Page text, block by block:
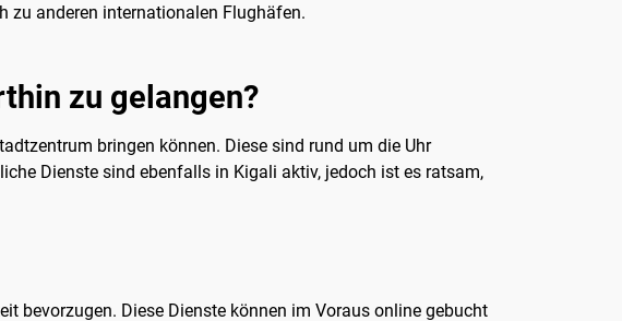
zu anderen internationalen Flughäfen.
zu gelangen?
bringen können. Diese sind rund um die Uhr
Dienste sind ebenfalls in Kigali aktiv, jedoch ist es ratsam,
bevorzugen. Diese Dienste können im Voraus online gebucht